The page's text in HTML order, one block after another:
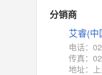
相同功能
分销商
艾睿(中
电话：
传真：
地址：